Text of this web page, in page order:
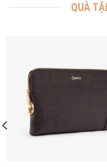
QUÀ